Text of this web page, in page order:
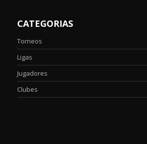
CATEGORIAS
Torneos
Ligas
Jugadores
Clubes